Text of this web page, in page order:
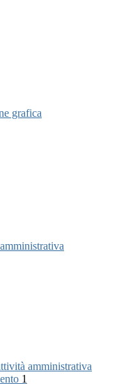
grafica
amministrativa
1